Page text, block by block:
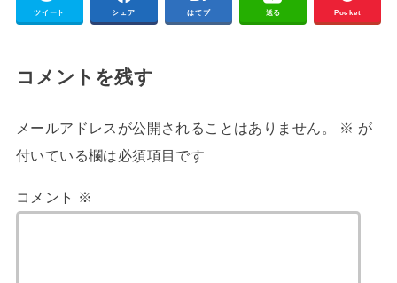
ツイート シェア はてブ 送る Pocket
コメントを残す
メールアドレスが公開されることはありません。 ※ が
付いている欄は必須項目です
コメント ※